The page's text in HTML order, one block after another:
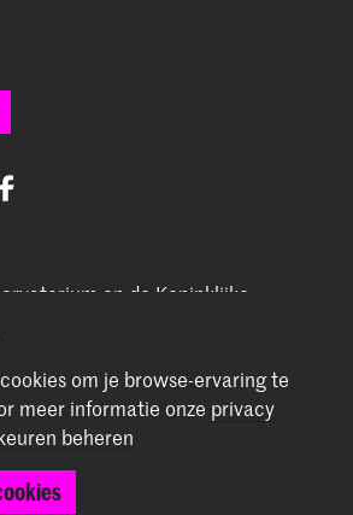
Facebook
en de Koninklijke
Kunsten vormen samen
Den Haag.
Conservatorium |
om je browse-ervaring te
meer informatie onze privacy
beheren